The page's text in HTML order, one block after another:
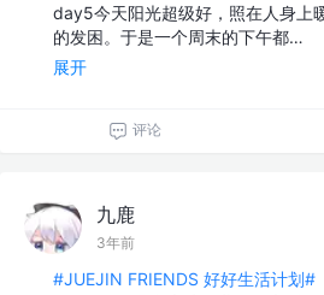
day5今天阳光超级好，照在人身上
的发困。于是一个周末的下午都…
展开
评论
九鹿
3年前
#JUEJIN FRIENDS 好好生活计划#